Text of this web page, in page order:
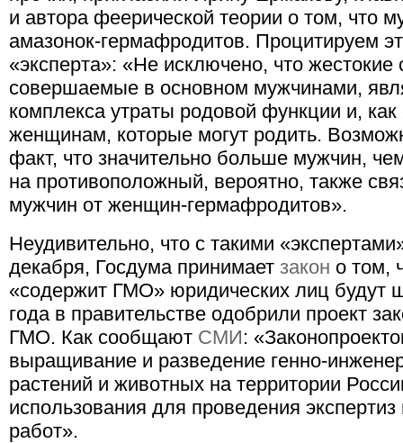
и автора феерической теории о том, что
амазонок-гермафродитов. Процитируем
«эксперта»: «Не исключено, что
совершаемые в основном мужчинами,
комплекса утраты родовой функции и, как
женщинам, которые могут родить.
факт, что значительно больше мужчин,
на противоположный, вероятно, также
мужчин от женщин-гермафродитов».
Неудивительно, что с такими
декабря, Госдума принимает закон о том,
«содержит ГМО» юридических лиц будут
года в правительстве одобрили проект
ГМО. Как сообщают СМИ:
выращивание и разведение генно-
растений и животных на территории
использования для проведения
работ».